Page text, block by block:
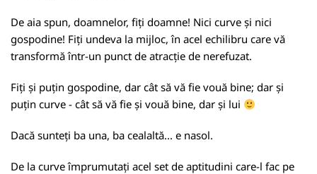
De aia spun, doamnelor, fiți doamne! Nici curve și nici
gospodine! Fiți undeva la mijloc, în acel echilibru care vă
transformă într-un punct de atracție de nerefuzat.
Fiți și puțin gospodine, dar cât să vă fie vouă bine; dar și
puțin curve - cât să vă fie și vouă bine, dar și lui
Dacă sunteți ba una, ba cealaltă... e nasol.
De la curve împrumutați acel set de aptitudini care-l fac pe